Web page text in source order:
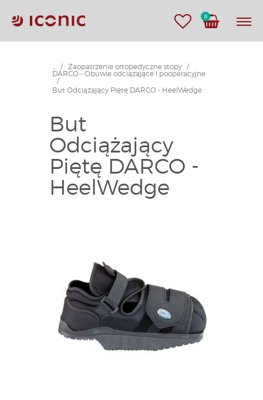
0
...
Zaopatrzenie ortopedyczne stopy
DARCO - Obuwie odciążające i pooperacyjne
But Odciążający Piętę DARCO - HeelWedge
But
Odciążający
Piętę DARCO -
HeelWedge